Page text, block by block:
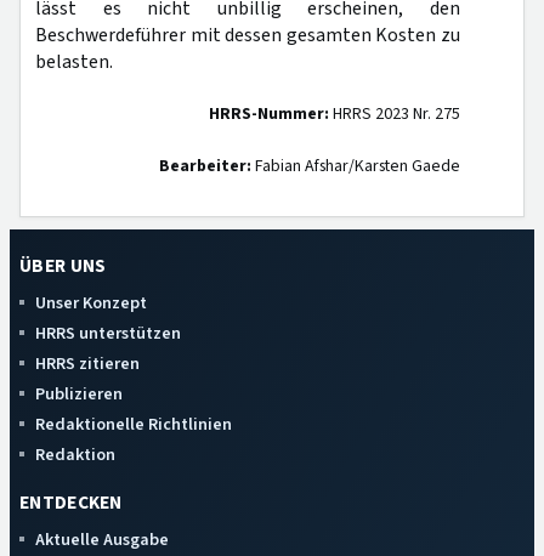
lässt es nicht unbillig erscheinen, den
Beschwerdeführer mit dessen gesamten Kosten zu
belasten.
HRRS-Nummer: HRRS 2023 Nr. 275
Bearbeiter: Fabian Afshar/Karsten Gaede
ÜBER UNS
Unser Konzept
HRRS unterstützen
HRRS zitieren
Publizieren
Redaktionelle Richtlinien
Redaktion
ENTDECKEN
Aktuelle Ausgabe